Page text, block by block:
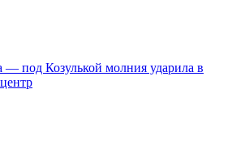
под Козулькой молния ударила в